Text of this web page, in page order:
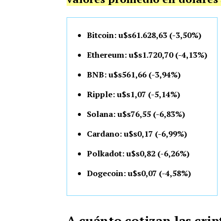
Bitcoin: u$s61.628,63 (-3,50%)
Ethereum: u$s1.720,70 (-4,13%)
BNB: u$s561,66 (-3,94%)
Ripple: u$s1,07 (-5,14%)
Solana: u$s76,55 (-6,83%)
Cardano: u$s0,17 (-6,99%)
Polkadot: u$s0,82 (-6,26%)
Dogecoin: u$s0,07 (-4,58%)